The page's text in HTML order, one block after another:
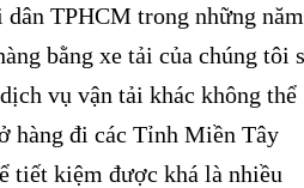
TPHCM trong những năm
bằng xe tải của chúng tôi
vụ vận tải khác không thể
hàng đi các Tỉnh Miền Tây
tiết kiệm được khá là nhiều